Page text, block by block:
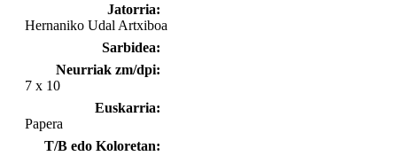
Jatorria:
Hernaniko Udal Artxiboa
Sarbidea:
Neurriak zm/dpi:
7 x 10
Euskarria:
Papera
T/B edo Koloretan: